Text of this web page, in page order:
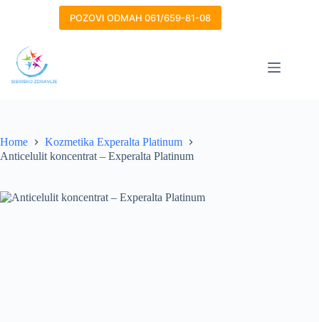
POZOVI ODMAH 061/659-81-08
Home
Kozmetika Experalta Platinum
Anticelulit koncentrat – Experalta Platinum